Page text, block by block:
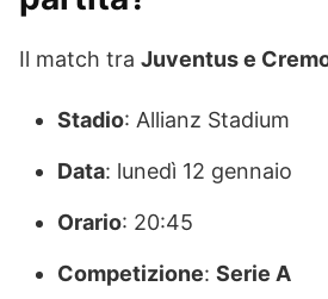
Il match tra Juventus e
Stadio: Allianz Stadium
Data: lunedì 12 gennaio
Orario: 20:45
Competizione: Serie A